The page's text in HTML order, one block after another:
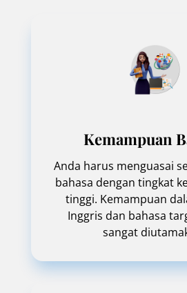
Kemampuan
Anda harus menguasai
bahasa dengan tingkat
tinggi. Kemampuan
Inggris dan bahasa
sangat